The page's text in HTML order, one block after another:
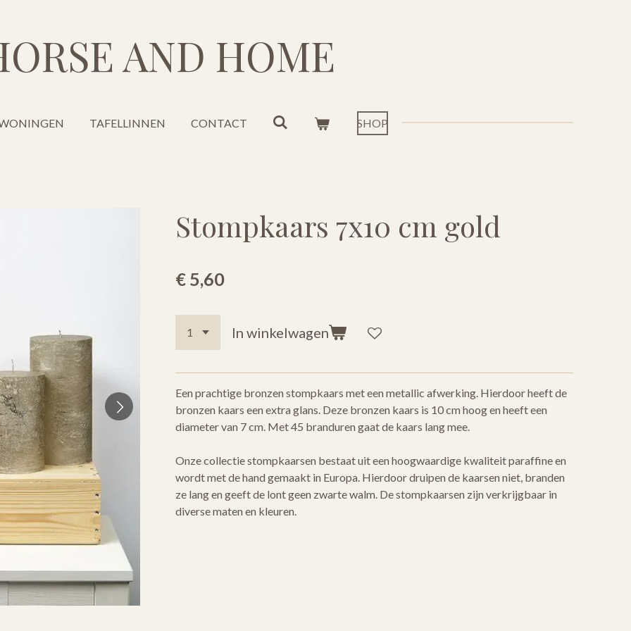
AND HOME
TAFELLINNEN CONTACT SHOP
Stompkaars 7x10 cm gold
€ 5,60
In winkelwagen
Een prachtige bronzen stompkaars met een metallic afwerking. Hierdoor heeft de
bronzen kaars een extra glans. Deze bronzen kaars is 10 cm hoog en heeft een
diameter van 7 cm. Met 45 branduren gaat de kaars lang mee.
Onze collectie stompkaarsen bestaat uit een hoogwaardige kwaliteit paraffine en
wordt met de hand gemaakt in Europa. Hierdoor druipen de kaarsen niet, branden
ze lang en geeft de lont geen zwarte walm. De stompkaarsen zijn verkrijgbaar in
diverse maten en kleuren.